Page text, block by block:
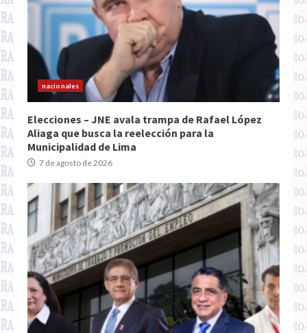
nacionales
Elecciones – JNE avala trampa de Rafael López
Aliaga que busca la reelección para la
Municipalidad de Lima
7 de agosto de 2026